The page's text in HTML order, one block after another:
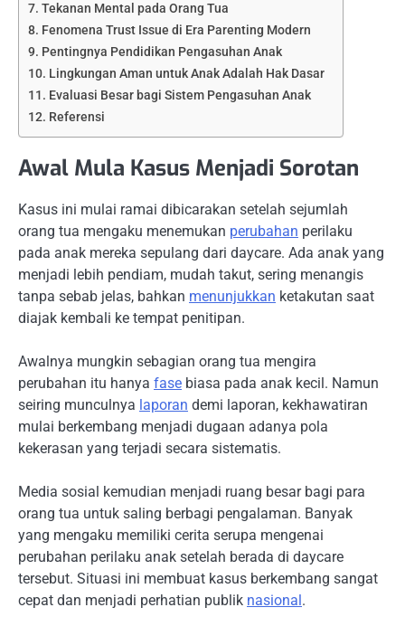
Tekanan Mental pada Orang Tua
Fenomena Trust Issue di Era Parenting Modern
Pentingnya Pendidikan Pengasuhan Anak
Lingkungan Aman untuk Anak Adalah Hak Dasar
Evaluasi Besar bagi Sistem Pengasuhan Anak
Referensi
Awal Mula Kasus Menjadi Sorotan
Kasus ini mulai ramai dibicarakan setelah sejumlah
orang tua mengaku menemukan perubahan perilaku
pada anak mereka sepulang dari daycare. Ada anak yang
menjadi lebih pendiam, mudah takut, sering menangis
tanpa sebab jelas, bahkan menunjukkan ketakutan saat
diajak kembali ke tempat penitipan.
Awalnya mungkin sebagian orang tua mengira
perubahan itu hanya fase biasa pada anak kecil. Namun
seiring munculnya laporan demi laporan, kekhawatiran
mulai berkembang menjadi dugaan adanya pola
kekerasan yang terjadi secara sistematis.
Media sosial kemudian menjadi ruang besar bagi para
orang tua untuk saling berbagi pengalaman. Banyak
yang mengaku memiliki cerita serupa mengenai
perubahan perilaku anak setelah berada di daycare
tersebut. Situasi ini membuat kasus berkembang sangat
cepat dan menjadi perhatian publik nasional .